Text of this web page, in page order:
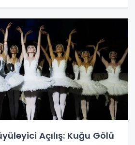
Açılış: Kuğu Gölü